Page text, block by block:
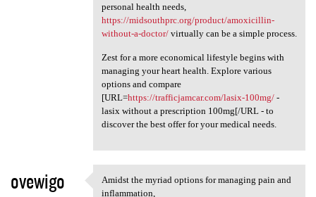
personal health needs,
https://midsouthprc.org/product/amoxicillin-
without-a-doctor/virtually can be a simple process.
Zest for a more economical lifestyle begins with
managing your heart health. Explore various
options and compare
[URL=https://trafficjamcar.com/lasix-100mg/-
lasix without a prescription 100mg[/URL - to
discover the best offer for your medical needs.
ovewigo Amidst the myriad options for
Amidst the myriad options for managing pain and
inflammation,